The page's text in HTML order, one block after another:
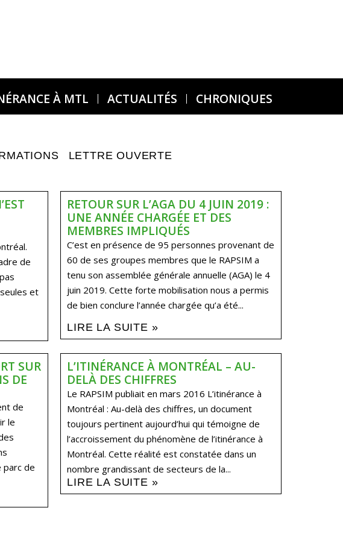
À MTL ACTUALITÉS CHRONIQUES
LETTRE OUVERTE
de
et
RETOUR SUR L’AGA DU 4 JUIN 2019 :
UNE ANNÉE CHARGÉE ET DES
MEMBRES IMPLIQUÉS
C’est en présence de 95 personnes provenant de
60 de ses groupes membres que le RAPSIM a
tenu son assemblée générale annuelle (AGA) le 4
juin 2019. Cette forte mobilisation nous a permis
de bien conclure l’année chargée qu’a été...
LIRE LA SUITE »
SUR
DE
de
le
parc de
L’ITINÉRANCE À MONTRÉAL – AU-
DELÀ DES CHIFFRES
Le RAPSIM publiait en mars 2016 L’itinérance à
Montréal : Au-delà des chiffres, un document
toujours pertinent aujourd’hui qui témoigne de
l’accroissement du phénomène de l’itinérance à
Montréal. Cette réalité est constatée dans un
nombre grandissant de secteurs de la...
LIRE LA SUITE »